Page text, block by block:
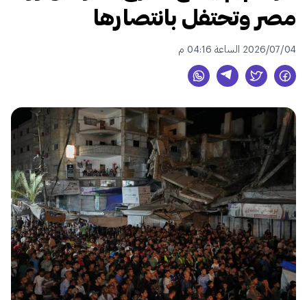
مصر وتحتفل بانتصارها
2026/07/04 الساعة 04:16 م